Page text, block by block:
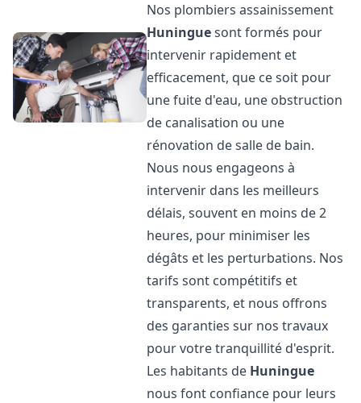
Nos plombiers assainissement
Huninguesont formés pour
intervenir rapidement et
efficacement, que ce soit pour
une fuite d'eau, une obstruction
de canalisation ou une
rénovation de salle de bain.
Nous nous engageons à
intervenir dans les meilleurs
délais, souvent en moins de 2
heures, pour minimiser les
dégâts et les perturbations. Nos
tarifs sont compétitifs et
transparents, et nous offrons
des garanties sur nos travaux
pour votre tranquillité d'esprit.
Les habitants de Huningue
nous font confiance pour leurs